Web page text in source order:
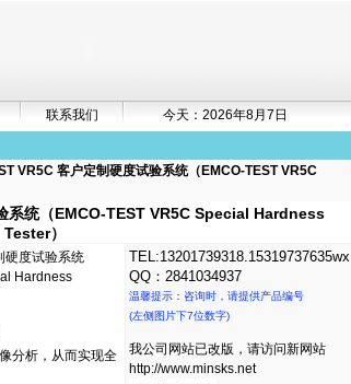
联系我们 今天：2026年8月7日
VR5C 客户定制硬度试验系统（EMCO-TEST VR5C
系统（EMCO-TEST VR5C Special Hardness
Tester）
硬度试验系统
Hardness
分析，从而实现全
TEL:13201739318.15319737635wx
QQ：2841034937
温馨提示：咨询时，请提供产品编号
(左侧图片下7位数字)
我公司网站已改版，请访问新网站
http://www.minsks.net